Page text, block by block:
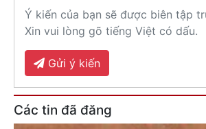
Ý kiến của bạn sẽ được biên tập
Xin vui lòng gõ tiếng Việt có dấu.
Gửi ý kiến
Các tin đã đăng